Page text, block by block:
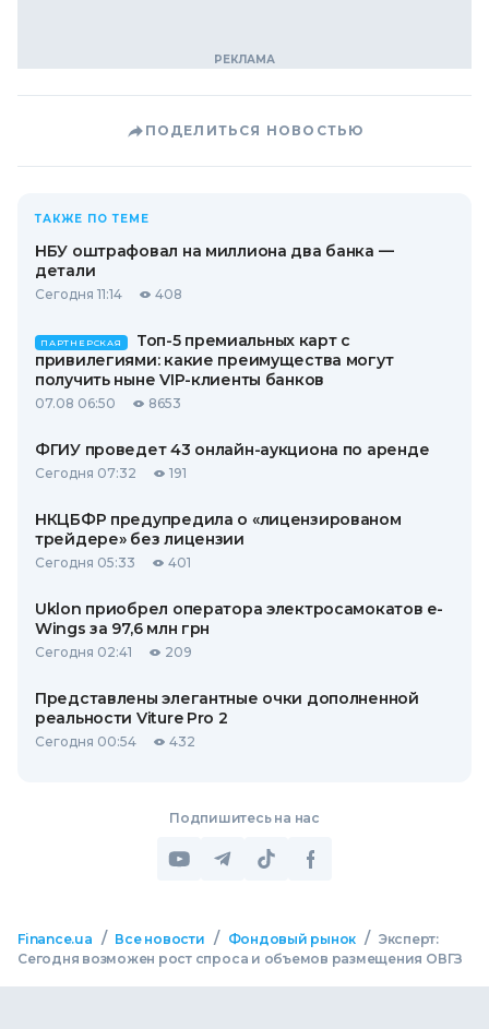
ПОДЕЛИТЬСЯ НОВОСТЬЮ
ТАКЖЕ ПО ТЕМЕ
НБУ оштрафовал на миллиона два банка —
детали
Сегодня 11:14 408
ПАРТНЕРСКАЯ
Топ-5 премиальных карт с
привилегиями: какие преимущества могут
получить ныне VIP-клиенты банков
07.08 06:50 8653
ФГИУ проведет 43 онлайн-аукциона по аренде
Сегодня 07:32 191
НКЦБФР предупредила о «лицензированом
трейдере» без лицензии
Сегодня 05:33 401
Uklon приобрел оператора электросамокатов e-
Wings за 97,6 млн грн
Сегодня 02:41 209
Представлены элегантные очки дополненной
реальности Viture Pro 2
Сегодня 00:54 432
Подпишитесь на нас
Finance.ua / Все новости / Фондовый рынок / Эксперт:
Сегодня возможен рост спроса и объемов размещения ОВГЗ